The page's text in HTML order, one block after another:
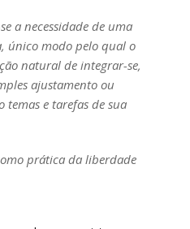
a necessidade de uma
único modo pelo qual o
natural de integrar-se,
ajustamento ou
temas e tarefas de sua
prática da liberdade